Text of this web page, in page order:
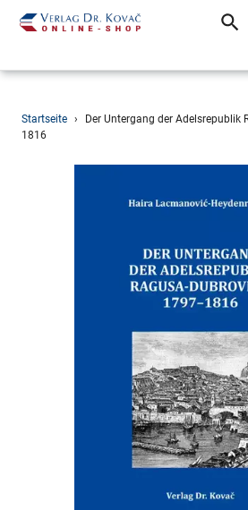
Direkt
zum
Startseite ›
Der Untergang der Adelsrepublik
1816